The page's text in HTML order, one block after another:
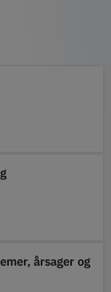
årsager og